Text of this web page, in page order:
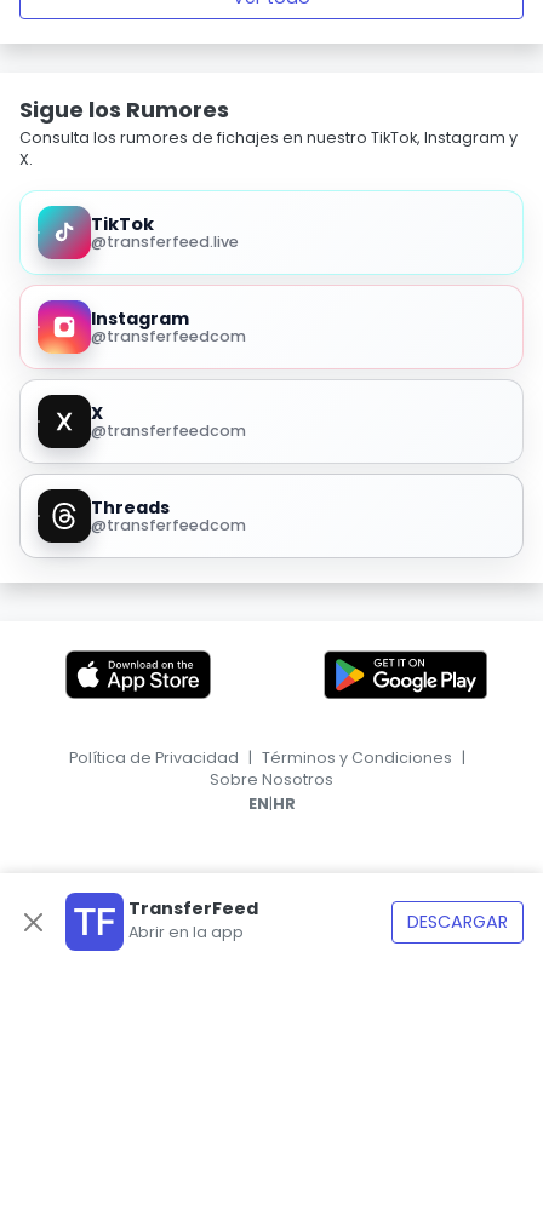
Sigue los Rumores
Consulta los rumores de fichajes en nuestro TikTok, Instagram y
X.
TikTok
@transferfeed.live
Instagram
@transferfeedcom
X
@transferfeedcom
Threads
@transferfeedcom
TransferFeed
Abrir en la app DESCARGAR
Política de Privacidad | Términos y Condiciones |
Sobre Nosotros
EN|HR